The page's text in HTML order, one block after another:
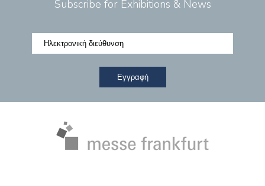
Subscribe for Exhibitions & News